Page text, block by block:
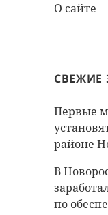
О сайте
СВЕЖИЕ
Первые
районе
В
по